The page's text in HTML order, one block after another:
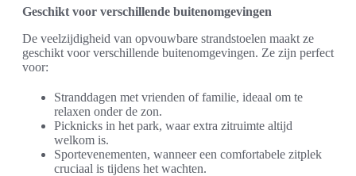
Geschikt voor verschillende buitenomgevingen
De veelzijdigheid van opvouwbare strandstoelen maakt ze
geschikt voor verschillende buitenomgevingen. Ze zijn perfect
voor:
Stranddagen met vrienden of familie, ideaal om te
relaxen onder de zon.
Picknicks in het park, waar extra zitruimte altijd
welkom is.
Sportevenementen, wanneer een comfortabele zitplek
cruciaal is tijdens het wachten.